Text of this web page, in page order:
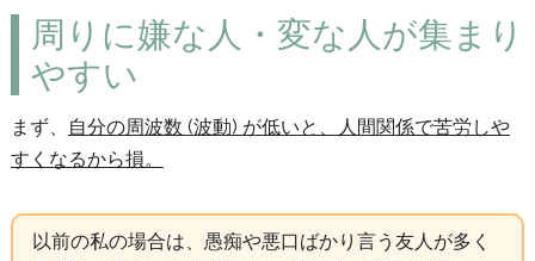
周りに嫌な人・変な人が集まり
やすい
まず、
自分の周波数 (波動) が低いと、人間関係で苦労しや
すくなるから損。
以前の私の場合は、愚痴や悪口ばかり言う友人が多く